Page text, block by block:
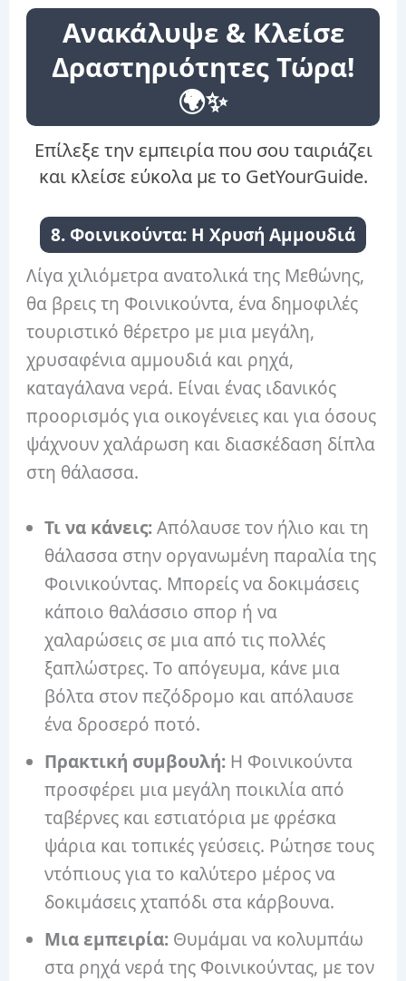
Ανακάλυψε & Κλείσε
Δραστηριότητες Τώρα!
🌍✨
Επίλεξε την εμπειρία που σου ταιριάζει
και κλείσε εύκολα με το GetYourGuide.
8. Φοινικούντα: Η Χρυσή Αμμουδιά
Λίγα χιλιόμετρα ανατολικά της Μεθώνης,
θα βρεις τη Φοινικούντα, ένα δημοφιλές
τουριστικό θέρετρο με μια μεγάλη,
χρυσαφένια αμμουδιά και ρηχά,
καταγάλανα νερά. Είναι ένας ιδανικός
προορισμός για οικογένειες και για όσους
ψάχνουν χαλάρωση και διασκέδαση δίπλα
στη θάλασσα.
Τι να κάνεις:Απόλαυσε τον ήλιο και τη
θάλασσα στην οργανωμένη παραλία της
Φοινικούντας. Μπορείς να δοκιμάσεις
κάποιο θαλάσσιο σπορ ή να
χαλαρώσεις σε μια από τις πολλές
ξαπλώστρες. Το απόγευμα, κάνε μια
βόλτα στον πεζόδρομο και απόλαυσε
ένα δροσερό ποτό.
Πρακτική συμβουλή: Η Φοινικούντα
προσφέρει μια μεγάλη ποικιλία από
ταβέρνες και εστιατόρια με φρέσκα
ψάρια και τοπικές γεύσεις. Ρώτησε τους
ντόπιους για το καλύτερο μέρος να
δοκιμάσεις χταπόδι στα κάρβουνα.
Μια εμπειρία: Θυμάμαι να κολυμπάω
στα ρηχά νερά της Φοινικούντας, με τον